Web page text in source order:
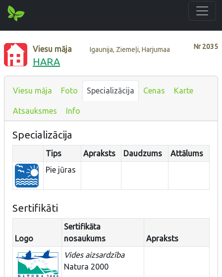
Nr2035
Viesu māja Igaunija, Ziemeļi, Harjumaa
HARA
Viesu māja Foto Specializācija Cenas Karte
Atsauksmes Info
Specializācija
Tips Apraksts Daudzums
Attālums
Pie jūras
Sertifikāti
Logo
Sertifikāta
nosaukums
Apraksts
Vides aizsardzība
Natura 2000